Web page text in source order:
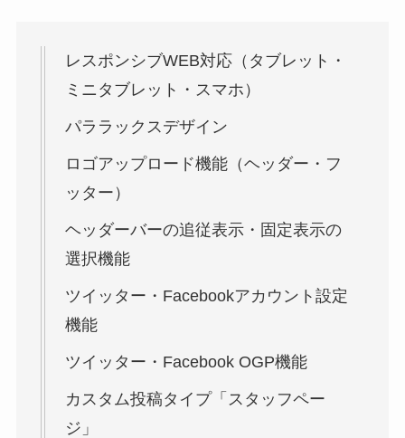
レスポンシブWEB対応（タブレット・
ミニタブレット・スマホ）
パララックスデザイン
ロゴアップロード機能（ヘッダー・フ
ッター）
ヘッダーバーの追従表示・固定表示の
選択機能
ツイッター・Facebookアカウント設定
機能
ツイッター・Facebook OGP機能
カスタム投稿タイプ「スタッフペー
ジ」